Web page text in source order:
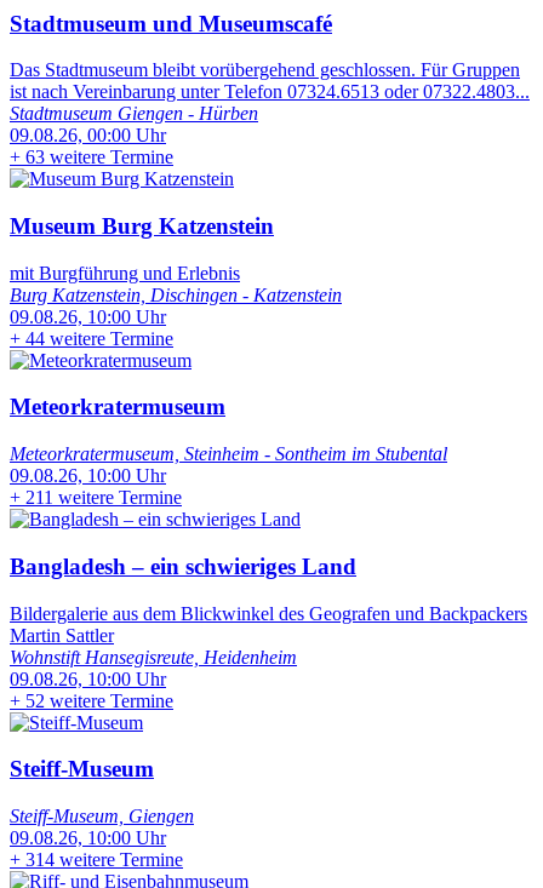
Stadtmuseum und Museumscafé
Das Stadtmuseum bleibt vorübergehend geschlossen. Für Gruppen
ist nach Vereinbarung unter Telefon 07324.6513 oder 07322.4803...
Stadtmuseum Giengen - Hürben
09.08.26, 00:00 Uhr
+ 63 weitere Termine
Museum Burg Katzenstein
mit Burgführung und Erlebnis
Burg Katzenstein, Dischingen - Katzenstein
09.08.26, 10:00 Uhr
+ 44 weitere Termine
Meteorkratermuseum
Meteorkratermuseum, Steinheim - Sontheim im Stubental
09.08.26, 10:00 Uhr
+ 211 weitere Termine
Bangladesh – ein schwieriges Land
Bildergalerie aus dem Blickwinkel des Geografen und Backpackers
Martin Sattler
Wohnstift Hansegisreute, Heidenheim
09.08.26, 10:00 Uhr
+ 52 weitere Termine
Steiff-Museum
Steiff-Museum, Giengen
09.08.26, 10:00 Uhr
+ 314 weitere Termine